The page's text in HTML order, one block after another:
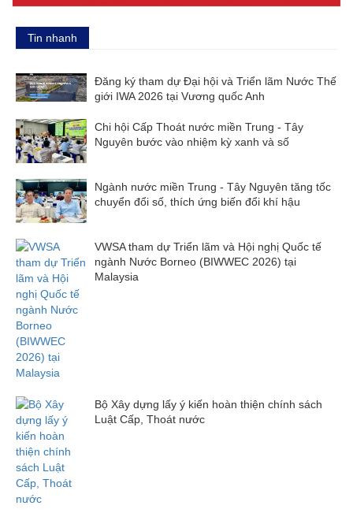
Tin nhanh
Đăng ký tham dự Đại hội và Triển lãm Nước Thế
giới IWA 2026 tại Vương quốc Anh
Chi hội Cấp Thoát nước miền Trung - Tây
Nguyên bước vào nhiệm kỳ xanh và số
Ngành nước miền Trung - Tây Nguyên tăng tốc
chuyển đổi số, thích ứng biến đổi khí hậu
VWSA tham dự Triển lãm và Hội nghị Quốc tế
ngành Nước Borneo (BIWWEC 2026) tại
Malaysia
Bộ Xây dựng lấy ý kiến hoàn thiện chính sách
Luật Cấp, Thoát nước